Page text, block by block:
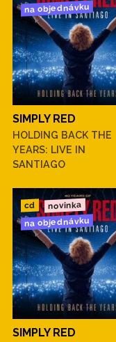
na objednávku
SIMPLY RED
HOLDING BACK THE
YEARS: LIVE IN
SANTIAGO
cd novinka
na objednávku
SIMPLY RED